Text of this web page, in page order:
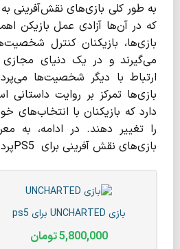
به طور کلی بازی‌های نقش‌آفرینی
که در آن‌ها آزادی عمل بازیکن
بازی‌ها، بازیکنان کنترل
می‌گیرند و در یک دنیای مجازی
ارتباط با دیگر شخصیت‌ها
بازی‌ها تمرکز بر روایت
دارد که بازیکنان با انتخاب‌های
را تغییر دهند. در ادامه، به
بازی‌های نقش آفرینی برای PS5پرداخته‌ایم.
بازی UNCHARTED برای ps5
5,800,000تومان